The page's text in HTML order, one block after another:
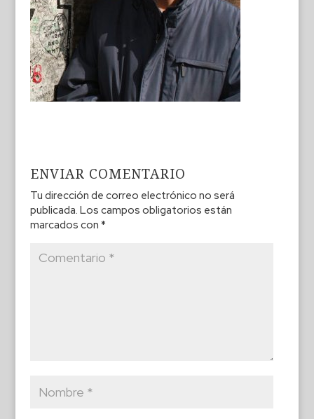
ENVIAR COMENTARIO
Tu dirección de correo electrónico no será
publicada. Los campos obligatorios están
marcados con *